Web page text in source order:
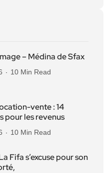
– Médina de Sfax
10 Min Read
vente : 14
pour les revenus
10 Min Read
Fifa s’excuse pour son